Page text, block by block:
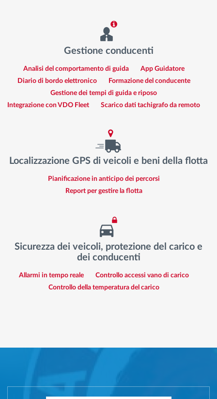
Gestione conducenti
Analisi del comportamento di guida
App Guidatore
Diario di bordo elettronico
Formazione del conducente
Gestione dei tempi di guida e riposo
Integrazione con VDO Fleet
Scarico dati tachigrafo da remoto
Localizzazione GPS di veicoli e beni della flotta
Pianificazione in anticipo dei percorsi
Report per gestire la flotta
Sicurezza dei veicoli, protezione del carico e
dei conducenti
Allarmi in tempo reale
Controllo accessi vano di carico
Controllo della temperatura del carico